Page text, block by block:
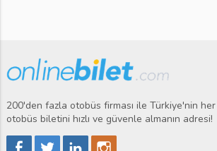
200'den fazla otobüs firması ile Türkiye'nin
otobüs biletini hızlı ve güvenle almanın adresi!